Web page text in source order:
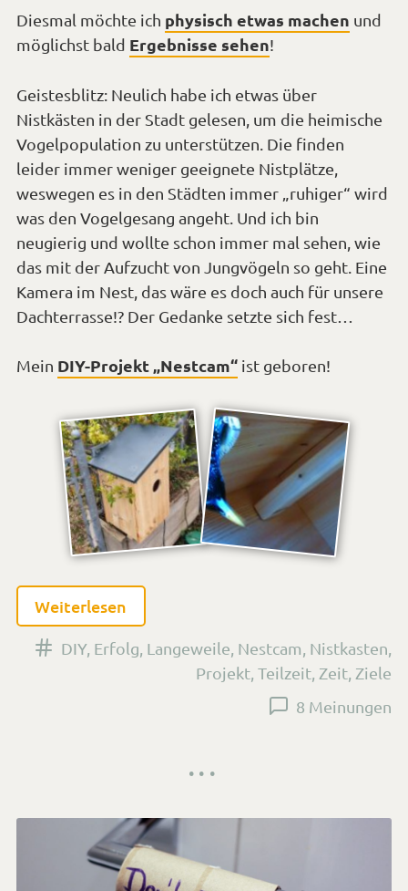
Diesmal möchte ich physisch etwas machen und
möglichst bald Ergebnisse sehen!
Geistesblitz: Neulich habe ich etwas über
Nistkästen in der Stadt gelesen, um die heimische
Vogelpopulation zu unterstützen. Die finden
leider immer weniger geeignete Nistplätze,
weswegen es in den Städten immer „ruhiger“ wird
was den Vogelgesang angeht. Und ich bin
neugierig und wollte schon immer mal sehen, wie
das mit der Aufzucht von Jungvögeln so geht. Eine
Kamera im Nest, das wäre es doch auch für unsere
Dachterrasse!? Der Gedanke setzte sich fest…
Mein DIY-Projekt „Nestcam“ ist geboren!
Weiterlesen
Versehen
DIY, Erfolg Langeweile Nestcam Nistkasten
Projekt, Teilzeit, Zeit, Ziele
8 Meinungen